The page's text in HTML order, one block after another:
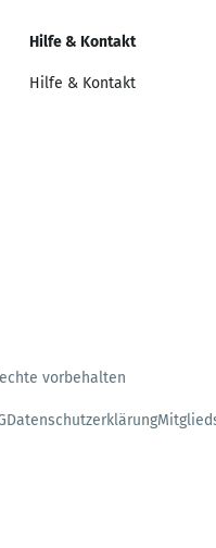
Hilfe & Kontakt
Hilfe & Kontakt
vorbehalten
Datenschutzerklärung